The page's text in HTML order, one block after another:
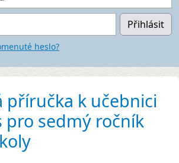
Přihlásit
heslo?
příručka k učebnici
pro sedmý ročník